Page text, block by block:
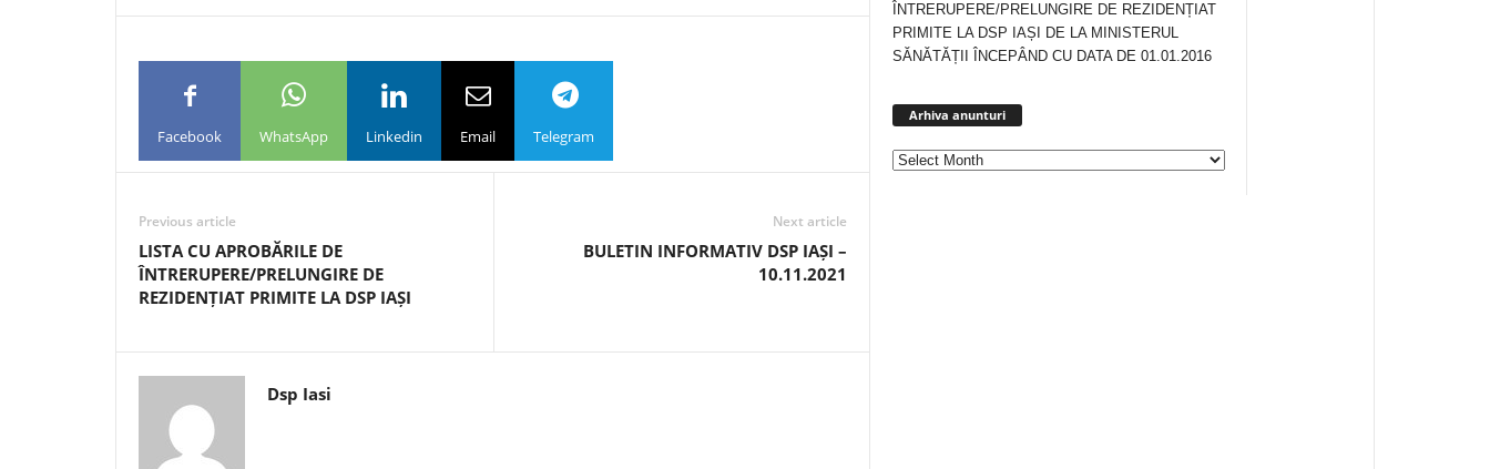
Facebook WhatsApp Linkedin Email Telegram
Previous article
LISTA CU APROBĂRILE DE
ÎNTRERUPERE/PRELUNGIRE DE
REZIDENȚIAT PRIMITE LA DSP IAȘI
Next article
BULETIN INFORMATIV DSP IAȘI –
10.11.2021
Dsp Iasi
ÎNTRERUPERE/PRELUNGIRE DE REZIDENȚIAT
PRIMITE LA DSP IAȘI DE LA MINISTERUL
SĂNĂTĂȚII ÎNCEPÂND CU DATA DE 01.01.2016
Arhiva anunturi